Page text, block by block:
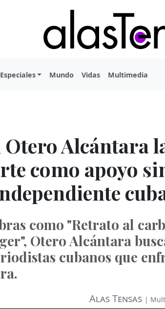
Especiales Mundo Vidas Multimedia
Alcántara
como apoyo
como "Retrato al
Otero Alcántara
cubanos que
Alas Tensas |